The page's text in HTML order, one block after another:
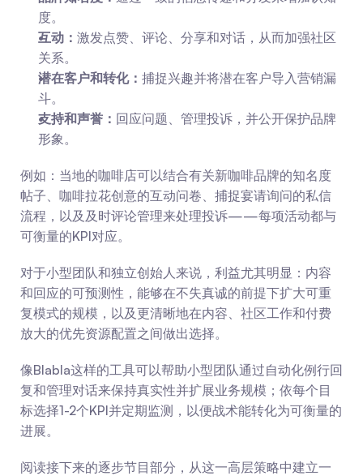
度。
互动： 激发点赞、评论、分享和对话，从而加强社区
关系。
潜在客户和转化： 捕捉兴趣并将潜在客户导入营销漏
斗。
支持和声誉： 回应问题、管理投诉，并公开保护品牌
形象。
例如：当地的咖啡店可以结合有关新咖啡品牌的知名度
帖子、咖啡拉花创意的互动问卷、捕捉宴请询问的私信
流程，以及及时评论管理来处理投诉——每项活动都与
可衡量的KPI对应。
对于小型团队和独立创始人来说，利益尤其明显：内容
和回应的可预测性，能够在不失真诚的前提下扩大可重
复模式的规模，以及更清晰地在内容、社区工作和付费
放大的优先资源配置之间做出选择。
像Blabla这样的工具可以帮助小型团队通过自动化例行回
复和管理对话来保持真实性并扩展业务规模；依每个目
标选择1-2个KPI并定期监测，以便战术能转化为可衡量的
进展。
阅读接下来的逐步节目部分，从这一高层策略中建立一